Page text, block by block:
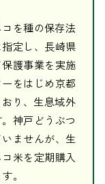
を種の保存法
定し、長崎県
護事業を実施
をはじめ京都
り、生息域外
神戸どうぶつ
ませんが、生
米を定期購入
。